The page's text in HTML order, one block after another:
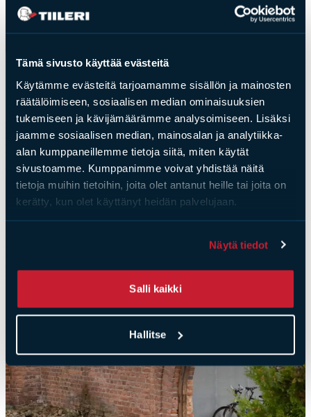
Tämä sivusto käyttää evästeitä
Käytämme evästeitä tarjoamamme sisällön ja mainosten
räätälöimiseen, sosiaalisen median ominaisuuksien
tukemiseen ja kävijämäärämme analysoimiseen. Lisäksi
jaamme sosiaalisen median, mainosalan ja analytiikka-
alan kumppaneillemme tietoja siitä, miten käytät
sivustoamme. Kumppanimme voivat yhdistää näitä
tietoja muihin tietoihin, joita olet antanut heille tai joita on
kerätty, kun olet käyttänyt heidän palvelujaan.
Näytä tiedot
Salli kaikki
Hallitse